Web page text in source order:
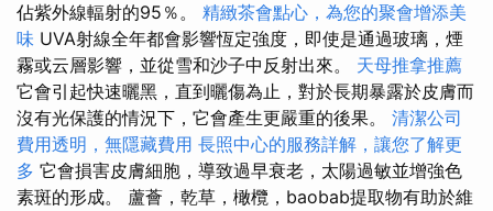
佔紫外線輻射的95％。 精緻茶會點心，為您的聚會增添美
味 UVA射線全年都會影響恆定強度，即使是通過玻璃，煙
霧或云層影響，並從雪和沙子中反射出來。 天母推拿推薦
它會引起快速曬黑，直到曬傷為止，對於長期暴露於皮膚而
沒有光保護的情況下，它會產生更嚴重的後果。 清潔公司
費用透明，無隱藏費用 長照中心的服務詳解，讓您了解更
多 它會損害皮膚細胞，導致過早衰老，太陽過敏並增強色
素斑的形成。 蘆薈，乾草，橄欖，baobab提取物有助於維